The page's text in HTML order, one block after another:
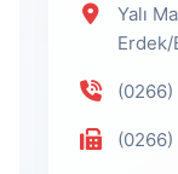
Yalı
Erdek/